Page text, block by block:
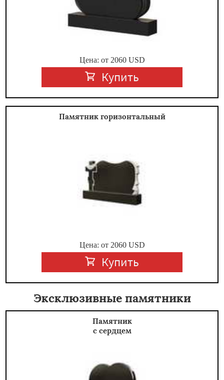
Цена: от 2060USD
Купить
Памятник горизонтальный
Цена: от 2060USD
Купить
Эксклюзивные памятники
Памятник
с сердцем